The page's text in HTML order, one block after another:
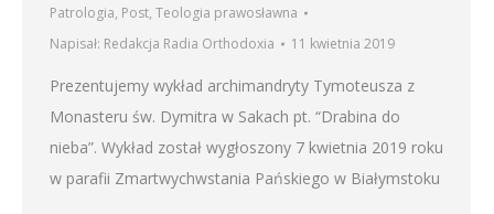
Patrologia, Post, Teologia prawosławna
Napisał: Redakcja Radia Orthodoxia 11 kwietnia 2019
Prezentujemy wykład archimandryty Tymoteusza z
Monasteru św. Dymitra w Sakach pt. “Drabina do
nieba”. Wykład został wygłoszony 7 kwietnia 2019 roku
w parafii Zmartwychwstania Pańskiego w Białymstoku